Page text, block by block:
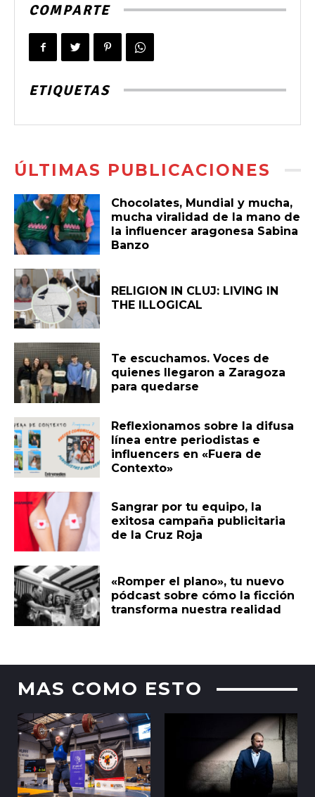
COMPARTE
ETIQUETAS
ÚLTIMAS PUBLICACIONES
Chocolates, Mundial y mucha,
mucha viralidad de la mano de
la influencer aragonesa Sabina
Banzo
RELIGION IN CLUJ: LIVING IN
THE ILLOGICAL
Te escuchamos. Voces de
quienes llegaron a Zaragoza
para quedarse
Reflexionamos sobre la difusa
línea entre periodistas e
influencers en «Fuera de
Contexto»
Sangrar por tu equipo, la
exitosa campaña publicitaria
de la Cruz Roja
«Romper el plano», tu nuevo
pódcast sobre cómo la ficción
transforma nuestra realidad
MAS COMO ESTO